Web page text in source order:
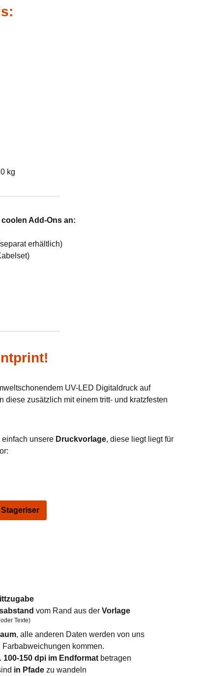
kg
Add-Ons an:
erhältlich)
UV-LED Digitaldruck auf
diese zusätzlich mit einem tritt- und kratzfesten
einfach unsere Druckvorlage, diese liegt liegt für
vom Rand aus der Vorlage
Texte)
, alle anderen Daten werden von uns
kommen.
100-150 dpi im Endformat betragen
in Pfade zu wandeln